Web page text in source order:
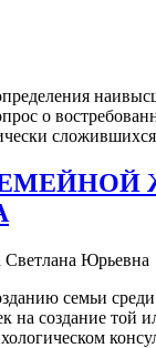
о
Юрьевна
семьи
создание